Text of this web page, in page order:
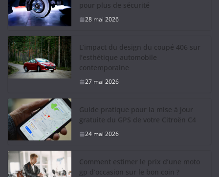
pour plus de sécurité
28 mai 2026
L’impact du design du coupé 406 sur
l’esthétique automobile
contemporaine
27 mai 2026
Guide pratique pour la mise à jour
gratuite du GPS de votre Citroën C4
24 mai 2026
Comment estimer le prix d’une moto
gp d’occasion sur le bon coin ?